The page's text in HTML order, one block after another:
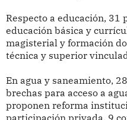
Respecto a educación, 31
educación básica y
magisterial y formación
técnica y superior
En agua y saneamiento,
brechas para acceso a
proponen reforma